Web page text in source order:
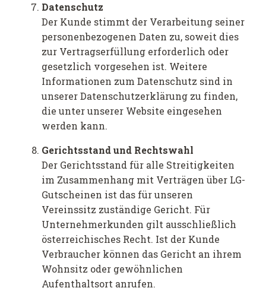
Datenschutz
Der Kunde stimmt der Verarbeitung seiner
personenbezogenen Daten zu, soweit dies
zur Vertragserfüllung erforderlich oder
gesetzlich vorgesehen ist. Weitere
Informationen zum Datenschutz sind in
unserer Datenschutzerklärung zu finden,
die unter unserer Website eingesehen
werden kann.
Gerichtsstand und Rechtswahl
Der Gerichtsstand für alle Streitigkeiten
im Zusammenhang mit Verträgen über LG-
Gutscheinen ist das für unseren
Vereinssitz zuständige Gericht. Für
Unternehmerkunden gilt ausschließlich
österreichisches Recht. Ist der Kunde
Verbraucher können das Gericht an ihrem
Wohnsitz oder gewöhnlichen
Aufenthaltsort anrufen.